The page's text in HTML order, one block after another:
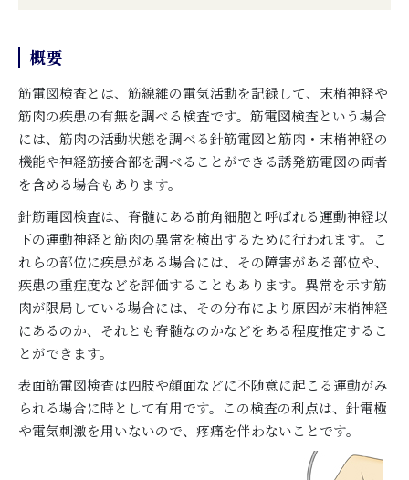
概要
筋電図検査とは、筋線維の電気活動を記録して、末梢神経や
筋肉の疾患の有無を調べる検査です。筋電図検査という場合
には、筋肉の活動状態を調べる針筋電図と筋肉・末梢神経の
機能や神経筋接合部を調べることができる誘発筋電図の両者
を含める場合もあります。
針筋電図検査は、脊髄にある前角細胞と呼ばれる運動神経以
下の運動神経と筋肉の異常を検出するために行われます。こ
れらの部位に疾患がある場合には、その障害がある部位や、
疾患の重症度などを評価することもあります。異常を示す筋
肉が限局している場合には、その分布により原因が末梢神経
にあるのか、それとも脊髄なのかなどをある程度推定するこ
とができます。
表面筋電図検査は四肢や顔面などに不随意に起こる運動がみ
られる場合に時として有用です。この検査の利点は、針電極
や電気刺激を用いないので、疼痛を伴わないことです。